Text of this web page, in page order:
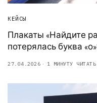
КЕЙСЫ
Плакаты «Найдите
потерялась буква
27.04.2026 1 МИНУТУ ЧИТАТЬ